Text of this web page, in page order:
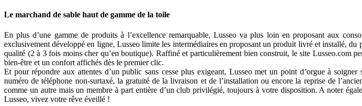
Le marchand de sable haut de gamme de la toile
En plus d’une gamme de produits à l’excellence remarquable, Lusseo va plus loin en proposant aux
exclusivement développé en ligne, Lusseo limite les intermédiaires en proposant un produit livré et installé,
qualité (2 à 3 fois moins cher qu’en boutique). Raffiné et particulièrement bien construit, le site Lusseo.com
bien-être et un confort affichés dès le premier clic.
Et pour répondre aux attentes d’un public sans cesse plus exigeant, Lusseo met un point d’orgue à
numéro de téléphone non-surtaxé, la gratuité de la livraison et de l’installation ou encore la reprise de
comme un autre mais un membre à part entière d’un club privilégié, toujours à votre disposition. A noter
Lusseo, vivez votre rêve éveillé !